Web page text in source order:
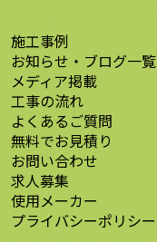
施工事例
お知らせ・ブログ一覧
メディア掲載
工事の流れ
よくあるご質問
無料でお見積り
お問い合わせ
求人募集
使用メーカー
プライバシーポリシー